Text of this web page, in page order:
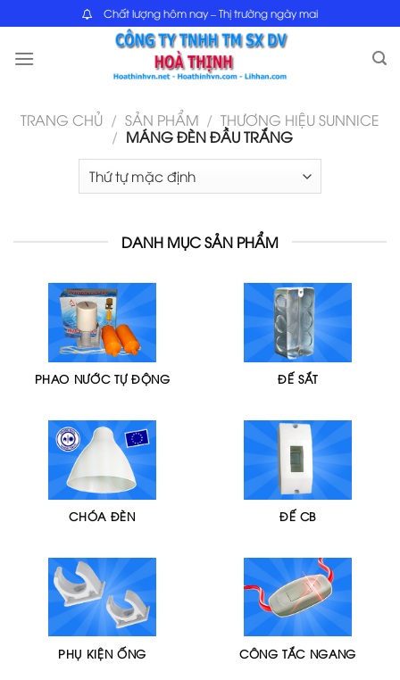
content
Chất lượng hôm nay – Thị trường ngày mai
TRANG CHỦ / SẢN PHẨM / THƯƠNG HIỆU SUNNICE
/ MÁNG ĐÈN ĐẦU TRẮNG
DANH MỤC SẢN PHẨM
PHAO NƯỚC TỰ ĐỘNG ĐẾ SẮT
CHÓA ĐÈN ĐẾ CB
PHỤ KIỆN ỐNG CÔNG TẮC NGANG